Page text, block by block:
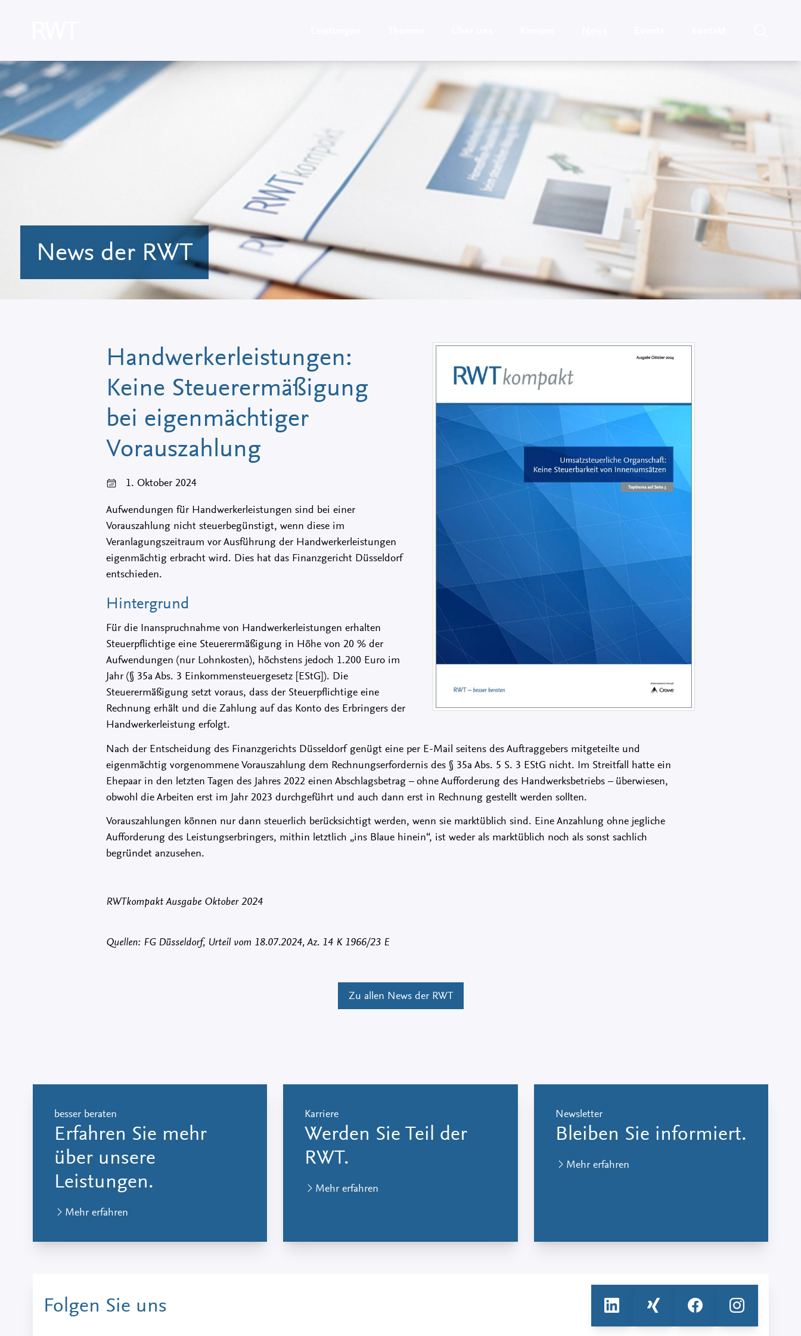
News der RWT
Handwerkerleistungen:
Keine Steuerermäßigung
bei eigenmächtiger
Vorauszahlung
1. Oktober 2024
Aufwendungen für Handwerkerleistungen sind bei einer
Vorauszahlung nicht steuerbegünstigt, wenn diese im
Veranlagungszeitraum vor Ausführung der Handwerkerleistungen
eigenmächtig erbracht wird. Dies hat das Finanzgericht Düsseldorf
entschieden.
Hintergrund
Für die Inanspruchnahme von Handwerkerleistungen erhalten
Steuerpflichtige eine Steuerermäßigung in Höhe von 20 % der
Aufwendungen (nur Lohnkosten), höchstens jedoch 1.200 Euro im
Jahr (§ 35a Abs. 3 Einkommensteuergesetz [EStG]). Die
Steuerermäßigung setzt voraus, dass der Steuerpflichtige eine
Rechnung erhält und die Zahlung auf das Konto des Erbringers der
Handwerkerleistung erfolgt.
Nach der Entscheidung des Finanzgerichts Düsseldorf genügt eine per E-Mail seitens des Auftraggebers mitgeteilte und
eigenmächtig vorgenommene Vorauszahlung dem Rechnungserfordernis des § 35a Abs. 5 S. 3 EStG nicht. Im Streitfall hatte ein
Ehepaar in den letzten Tagen des Jahres 2022 einen Abschlagsbetrag – ohne Aufforderung des Handwerksbetriebs – überwiesen,
obwohl die Arbeiten erst im Jahr 2023 durchgeführt und auch dann erst in Rechnung gestellt werden sollten.
Vorauszahlungen können nur dann steuerlich berücksichtigt werden, wenn sie marktüblich sind. Eine Anzahlung ohne jegliche
Aufforderung des Leistungserbringers, mithin letztlich „ins Blaue hinein“, ist weder als marktüblich noch als sonst sachlich
begründet anzusehen.
RWTkompakt Ausgabe Oktober 2024
Quellen: FG Düsseldorf, Urteil vom 18.07.2024, Az. 14 K 1966/23 E
Zu allen News der RWT
besser beraten
Erfahren Sie mehr
über unsere
Leistungen.
Mehr erfahren
Karriere
Werden Sie Teil der
RWT.
Mehr erfahren
Newsletter
Bleiben Sie informiert.
Mehr erfahren
Folgen Sie uns